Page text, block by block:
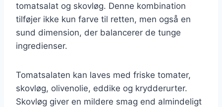
tomatsalat og skovløg. Denne kombination
tilføjer ikke kun farve til retten, men også en
sund dimension, der balancerer de tunge
ingredienser.
Tomatsalaten kan laves med friske tomater,
skovløg, olivenolie, eddike og krydderurter.
Skovløg giver en mildere smag end almindeligt